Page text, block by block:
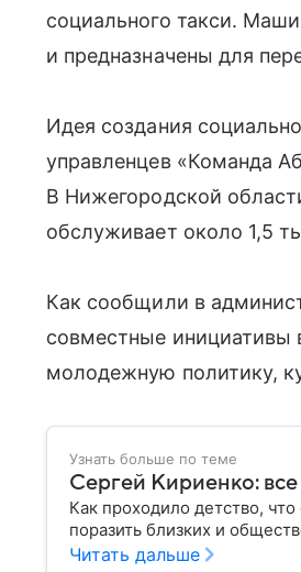
социального такси.
и предназначены для
Идея создания
управленцев «Команда
В Нижегородской
обслуживает около 1,5
Как сообщили в
совместные инициативы
молодежную политику,
Узнать больше по теме
Сергей Кириенко: все
Как проходило детство,
поразить близких и
Читать дальше